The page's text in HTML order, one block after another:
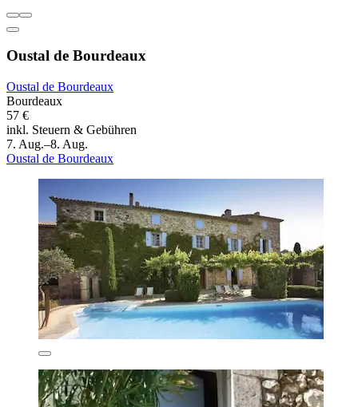
Oustal de Bourdeaux
Oustal de Bourdeaux
Bourdeaux
57 €
inkl. Steuern & Gebühren
7. Aug.–8. Aug.
Oustal de Bourdeaux